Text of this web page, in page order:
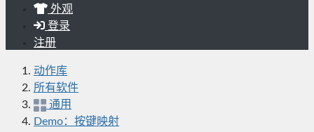
外观
登录
注册
动作库
所有软件
通用
Demo：按键映射